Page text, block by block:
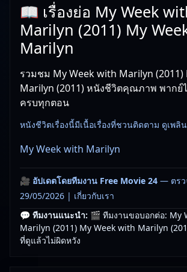
📖 เรื่องย่อ My Week
Marilyn (2011) My
Marilyn
รวมชม My Week with Marilyn (2011)
Marilyn (2011) หนังชีวิตคุณภาพ พากย์
ครบทุกตอน
หนังชีวิตเรื่องนี้มีเนื้อเรื่องที่ชวนติดตาม ดูเพลิ
My Week with Marilyn
🎥 อัปเดตโดยทีมงาน Free Movie 24 — ตรว
29/05/2026 | เกี่ยวกับเรา
💬 ทีมงานแนะนำ: 🎬 ทีมงานขอบอกต่อ: My
Marilyn (2011) My Week with Marilyn
ที่ดูแล้วไม่ผิดหวัง